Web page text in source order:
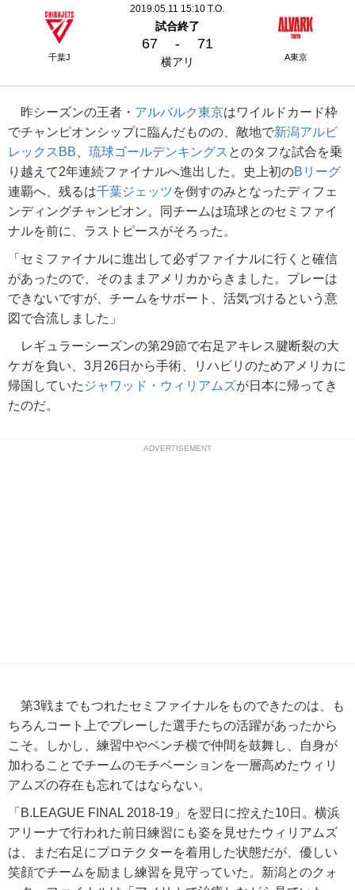
千葉J
2019.05.11 15:10 T.O.
試合終了
67 - 71
横アリ A東京
昨シーズンの王者・ アルバルク東京はワイルドカード枠
でチャンピオンシップに臨んだものの、敵地で新潟アルビ
レックスBB
琉球ゴールデンキングス とのタフな試合を乗
り越えて2年連続ファイナルへ進出した。史上初のBリーグ
連覇へ、残るは千葉ジェッツを倒すのみとなったディフェ
ンディングチャンピオン。同チームは琉球とのセミファイ
ナルを前に、ラストピースがそろった。
「セミファイナルに進出して必ずファイナルに行くと確信
があったので、そのままアメリカからきました。プレーは
できないですが、チームをサポート、活気づけるという意
図で合流しました」
レギュラーシーズンの第29節で右足アキレス腱断裂の大
ケガを負い、3月26日から手術、リハビリのためアメリカに
帰国していた ジャワッド・ウィリアムズが日本に帰ってき
たのだ。
ADVERTISEMENT
第3戦までもつれたセミファイナルをものできたのは、も
ちろんコート上でプレーした選手たちの活躍があったから
こそ。しかし、練習中やベンチ横で仲間を鼓舞し、自身が
加わることでチームのモチベーションを一層高めたウィリ
アムズの存在も忘れてはならない。
「B.LEAGUE FINAL 2018-19」を翌日に控えた10日。横浜
アリーナで行われた前日練習にも姿を見せたウィリアムズ
は、まだ右足にプロテクターを着用した状態だが、優しい
笑顔でチームを励まし練習を見守っていた。新潟とのクォ